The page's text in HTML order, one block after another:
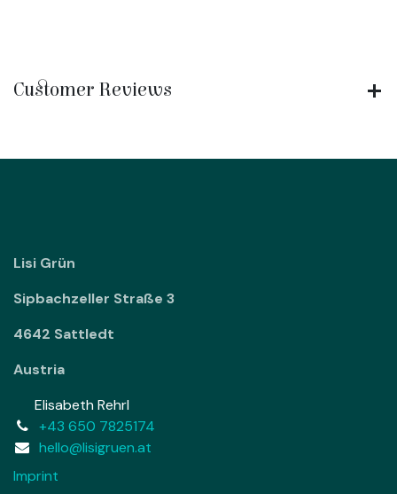
Customer Reviews
Lisi Grün
Sipbachzeller Straße 3
4642 Sattledt
Austria
Elisabeth Rehrl
+43 650 7825174
hello@lisigruen.at
Imprint